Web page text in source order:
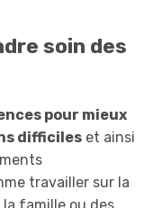
soin des
pour mieux
difficiles et ainsi
travailler sur la